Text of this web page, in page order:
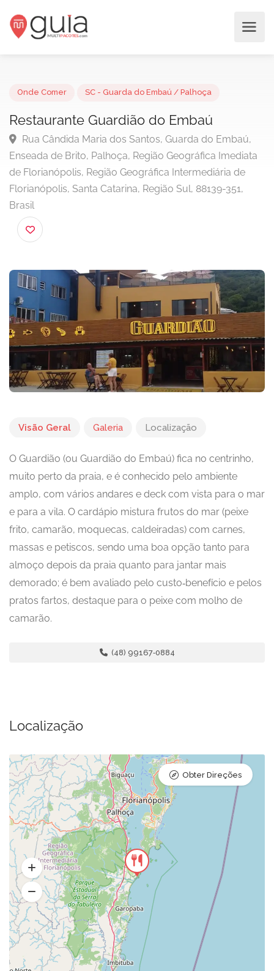
Restaurante Guardião do Embaú
Rua Cândida Maria dos Santos, Guarda do Embaú,
Enseada de Brito, Palhoça, Região Geográfica
de Florianópolis, Região Geográfica Intermediária de
Florianópolis, Santa Catarina, Região Sul, 88139-351,
Brasil
Visão Geral Galeria Localização
O Guardião (ou Guardião do Embaú) fica no centrinho,
muito perto da praia, e é conhecido pelo ambiente
amplo, com vários andares e deck com vista para o mar
e para a vila. O cardápio mistura frutos do mar (peixe
frito, camarão, moquecas, caldeiradas) com carnes,
massas e petiscos, sendo uma boa opção tanto para
almoço depois da praia quanto para jantar mais
demorado; é bem avaliado pelo custo‑benefício e pelos
pratos fartos, destaque para o peixe com molho de
camarão.
(48) 99167‑0884
Localização
Obter Direções